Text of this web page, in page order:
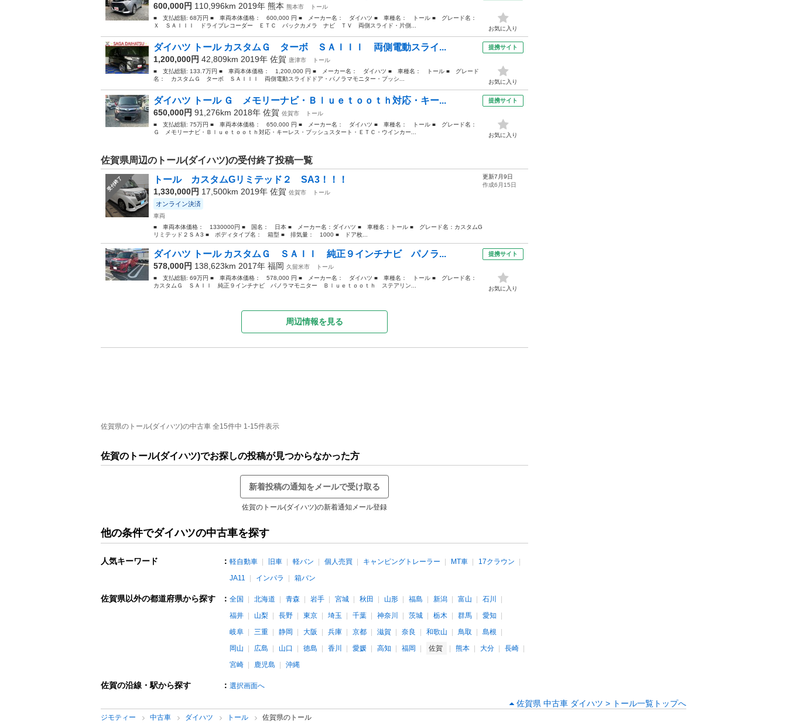
600,000円 110,996km 2019年 熊本 熊本市
トール
■ 支払総額: 68万円 ■ 車両本体価格： 600,000 円 ■ メーカー名： ダイハツ ■ 車種名： トール ■ グレード名：
Ｘ ＳＡＩＩＩ ドライブレコーダー ＥＴＣ バックカメラ ナビ ＴＶ 両側スライド・片側...
お気に入り
ダイハツ トール カスタムＧ ターボ ＳＡＩＩＩ 両側電動スライ...
1,200,000円 42,809km 2019年 佐賀 唐津市
トール
■ 支払総額: 133.7万円 ■ 車両本体価格： 1,200,000 円 ■ メーカー名： ダイハツ ■ 車種名： トール ■ グレード
名： カスタムＧ ターボ ＳＡＩＩＩ 両側電動スライドドア・パノラマモニター・プッシ...
提携サイト
お気に入り
ダイハツ トール Ｇ メモリーナビ・Ｂｌｕｅｔｏｏｔｈ対応・キー...
650,000円 91,276km 2018年 佐賀 佐賀市
トール
■ 支払総額: 75万円 ■ 車両本体価格： 650,000 円 ■ メーカー名： ダイハツ ■ 車種名： トール ■ グレード名：
Ｇ メモリーナビ・Ｂｌｕｅｔｏｏｔｈ対応・キーレス・プッシュスタート・ＥＴＣ・ウインカー...
提携サイト
お気に入り
佐賀県周辺のトール(ダイハツ)の受付終了投稿一覧
受付終了 トール カスタムGリミテッド２ SA3！！！
1,330,000円 17,500km 2019年 佐賀 佐賀市 トール
オンライン決済
車両
■ 車両本体価格： 1330000円 ■ 国名： 日本 ■ メーカー名：ダイハツ ■ 車種名：トール ■ グレード名：カスタムG
リミテッド２ＳＡ3 ■ ボディタイプ名： 箱型 ■ 排気量： 1000 ■ ドア枚...
更新7月9日
作成6月15日
ダイハツ トール カスタムＧ ＳＡＩＩ 純正９インチナビ パノラ...
578,000円 138,623km 2017年 福岡 久留米市
トール
■ 支払総額: 69万円 ■ 車両本体価格： 578,000 円 ■ メーカー名： ダイハツ ■ 車種名： トール ■ グレード名：
カスタムＧ ＳＡＩＩ 純正９インチナビ パノラマモニター Ｂｌｕｅｔｏｏｔｈ ステアリン...
提携サイト
お気に入り
周辺情報を見る
佐賀県のトール(ダイハツ)の中古車 全15件中 1-15件表示
佐賀のトール(ダイハツ)でお探しの投稿が見つからなかった方
新着投稿の通知をメールで受け取る
佐賀のトール(ダイハツ)の新着通知メール登録
他の条件でダイハツの中古車を探す
人気キーワード ： 軽自動車 旧車 軽バン 個人売買 キャンピングトレーラー MT車
17クラウン
JA11
インパラ 箱バン
佐賀県以外の都道府県から探す ： 全国 北海道 青森 岩手 宮城 秋田 山形 福島 新潟 富山
石川
福井
山梨 長野 東京 埼玉 千葉 神奈川 茨城 栃木 群馬
愛知
岐阜
三重 静岡 大阪 兵庫 京都 滋賀 奈良 和歌山 鳥取
島根
岡山
広島 山口 徳島 香川 愛媛 高知 福岡 佐賀 熊本 大分
長崎
宮崎
鹿児島 沖縄
佐賀の沿線・駅から探す ： 選択画面へ
佐賀県 中古車 ダイハツ > トール一覧トップへ
ジモティー 中古車 ダイハツ トール 佐賀県のトール